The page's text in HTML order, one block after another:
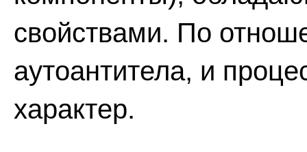
свойствами. По
аутоантитела, и
характер.